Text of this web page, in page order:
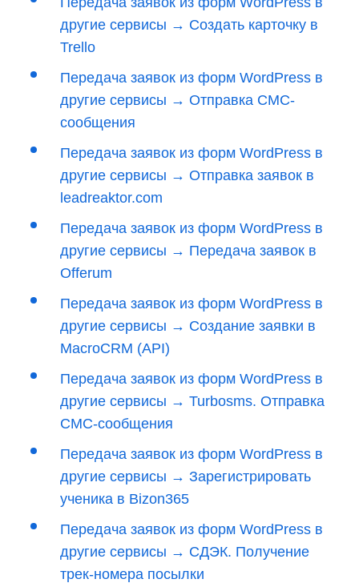
другие сервисы → Создать карточку в
Trello
Передача заявок из форм WordPress в
другие сервисы → Отправка СМС-
сообщения
Передача заявок из форм WordPress в
другие сервисы → Отправка заявок в
leadreaktor.com
Передача заявок из форм WordPress в
другие сервисы → Передача заявок в
Offerum
Передача заявок из форм WordPress в
другие сервисы → Создание заявки в
MacroCRM (API)
Передача заявок из форм WordPress в
другие сервисы → Turbosms. Отправка
СМС-сообщения
Передача заявок из форм WordPress в
другие сервисы → Зарегистрировать
ученика в Bizon365
Передача заявок из форм WordPress в
другие сервисы → СДЭК. Получение
трек-номера посылки